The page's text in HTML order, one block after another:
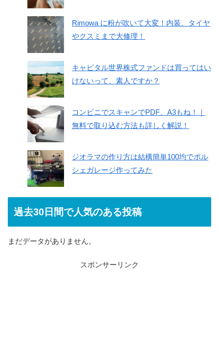
Rimowa に粉が吹いて大変！内装、タイヤ
やクスミまで大修理！
キャピタル世界株式ファンドは買ってはい
けないって、素人ですか？
コンビニでスキャンでPDF、A3もね！｜
無料で取り込む方法も詳しく解説！
ジオラマの作り方は結構簡単100均でポル
シェガレージ作ってみた
過去30日間で人気のある投稿
まだデータがありません。
スポンサーリンク